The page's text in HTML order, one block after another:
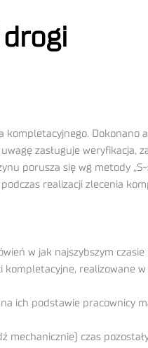
Dokonano
zasługuje weryfikacja,
porusza się wg metody „S-
realizacji zlecenia
w jak najszybszym czasie
realizowane
ich podstawie pracownicy
mechanicznie) czas